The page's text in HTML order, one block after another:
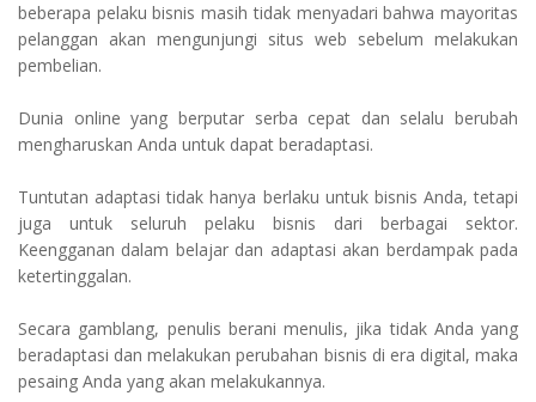
beberapa pelaku bisnis masih tidak menyadari bahwa mayoritas
pelanggan akan mengunjungi situs web sebelum melakukan
pembelian.
Dunia online yang berputar serba cepat dan selalu berubah
mengharuskan Anda untuk dapat beradaptasi.
Tuntutan adaptasi tidak hanya berlaku untuk bisnis Anda, tetapi
juga untuk seluruh pelaku bisnis dari berbagai sektor.
Keengganan dalam belajar dan adaptasi akan berdampak pada
ketertinggalan.
Secara gamblang, penulis berani menulis, jika tidak Anda yang
beradaptasi dan melakukan perubahan bisnis di era digital, maka
pesaing Anda yang akan melakukannya.